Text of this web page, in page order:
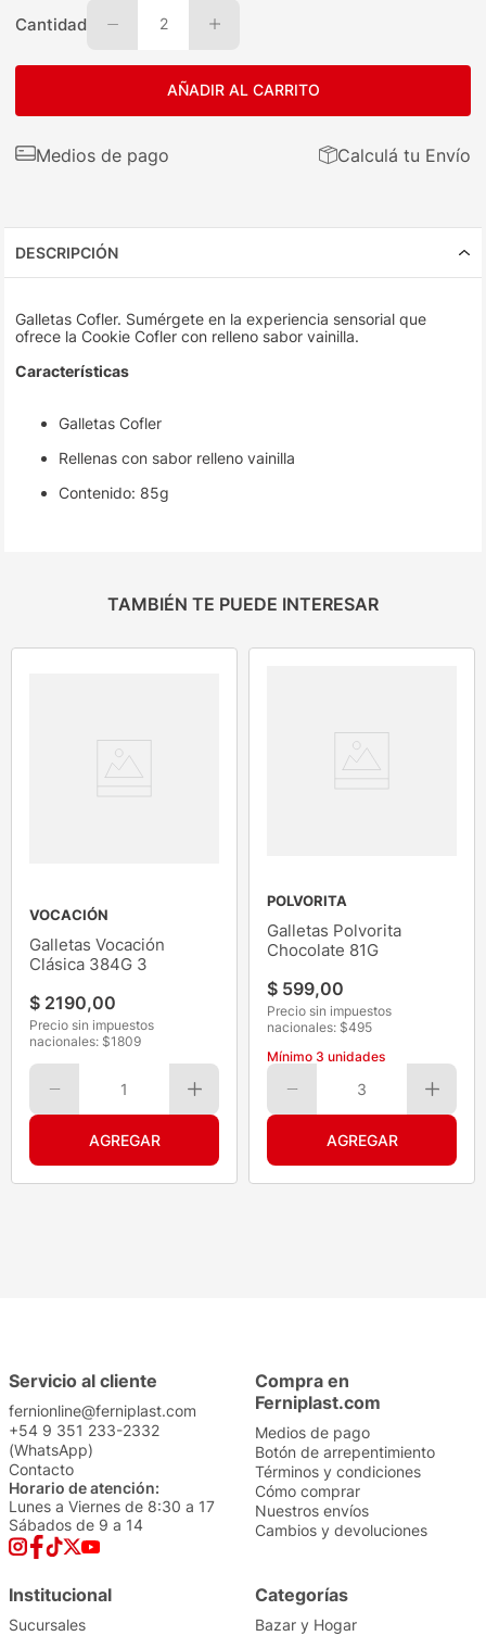
Cantidad 2
AÑADIR AL CARRITO
Medios de pago Calculá tu Envío
DESCRIPCIÓN
Galletas Cofler. Sumérgete en la experiencia sensorial que
ofrece la Cookie Cofler con relleno sabor vainilla.
Características
Galletas Cofler
Rellenas con sabor relleno vainilla
Contenido: 85g
TAMBIÉN TE PUEDE INTERESAR
VOCACIÓN
Galletas Vocación
Clásica 384G 3
$ 2190,00
Precio sin impuestos
nacionales: $1809
1
POLVORITA
Galletas Polvorita
Chocolate 81G
$ 599,00
Precio sin impuestos
nacionales: $495
Mínimo 3 unidades
3
Servicio al cliente
fernionline@ferniplast.com
+54 9 351 233-2332
(WhatsApp)
Contacto
Horario de atención:
Lunes a Viernes de 8:30 a 17
Sábados de 9 a 14
Compra en
Ferniplast.com
Medios de pago
Botón de arrepentimiento
Términos y condiciones
Cómo comprar
Nuestros envíos
Cambios y devoluciones
Institucional
Sucursales
Categorías
Bazar y Hogar